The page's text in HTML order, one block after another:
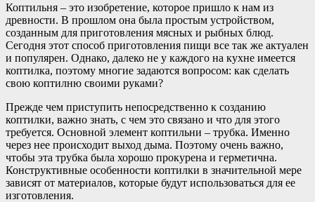
Коптильня – это изобретение, которое пришло к нам из
древности. В прошлом она была простым устройством,
созданным для приготовления мясных и рыбных блюд.
Сегодня этот способ приготовления пищи все так же актуален
и популярен. Однако, далеко не у каждого на кухне имеется
коптилка, поэтому многие задаются вопросом: как сделать
свою коптилню своими руками?
Прежде чем приступить непосредственно к созданию
коптилки, важно знать, с чем это связано и что для этого
требуется. Основной элемент коптильни – трубка. Именно
через нее происходит выход дыма. Поэтому очень важно,
чтобы эта трубка была хорошо прокурена и герметична.
Конструктивные особенности коптилки в значительной мере
зависят от материалов, которые будут использоваться для ее
изготовления.